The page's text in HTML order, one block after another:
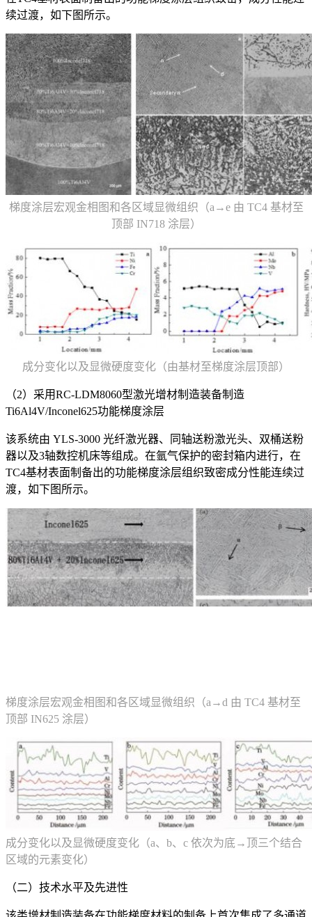
续过渡，如下图所示。
梯度涂层宏观金相图和各区域显微组织（a→e 由 TC4 基材至
顶部 IN718 涂层）
成分变化以及显微硬度变化（由基材至梯度涂层顶部）
（2）采用RC-LDM8060型激光增材制造装备制造
Ti6Al4V/Inconel625功能梯度涂层
该系统由 YLS-3000 光纤激光器、同轴送粉激光头、双桶送粉
器以及3轴数控机床等组成。在氩气保护的密封箱内进行，在
TC4基材表面制备出的功能梯度涂层组织致密成分性能连续过
渡，如下图所示。
梯度涂层宏观金相图和各区域显微组织（a→d 由 TC4 基材至
顶部 IN625 涂层）
成分变化以及显微硬度变化（a、b、c 依次为底→顶三个结合
区域的元素变化）
（二）技术水平及先进性